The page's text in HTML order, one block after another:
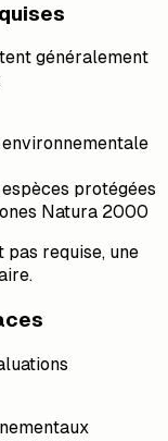
généralement
protégées
Natura 2000
pas requise, une